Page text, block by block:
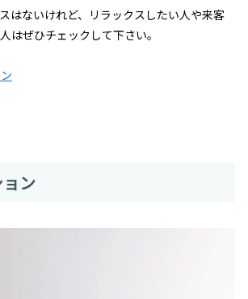
はないけれど、リラックスしたい人や来客
はぜひチェックして下さい。
ン